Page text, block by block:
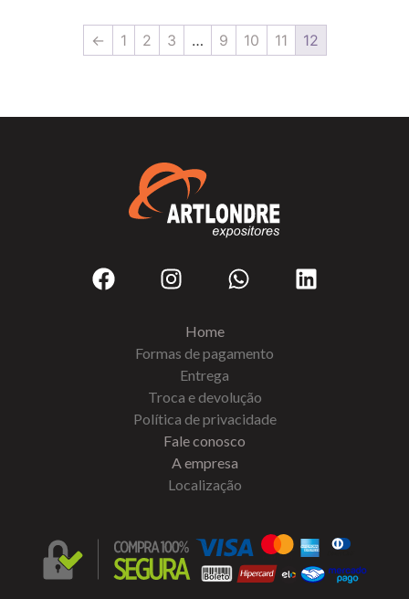
← 1 2 3 … 9 10 11 12
Home
Formas de pagamento
Entrega
Troca e devolução
Política de privacidade
Fale conosco
A empresa
Localização